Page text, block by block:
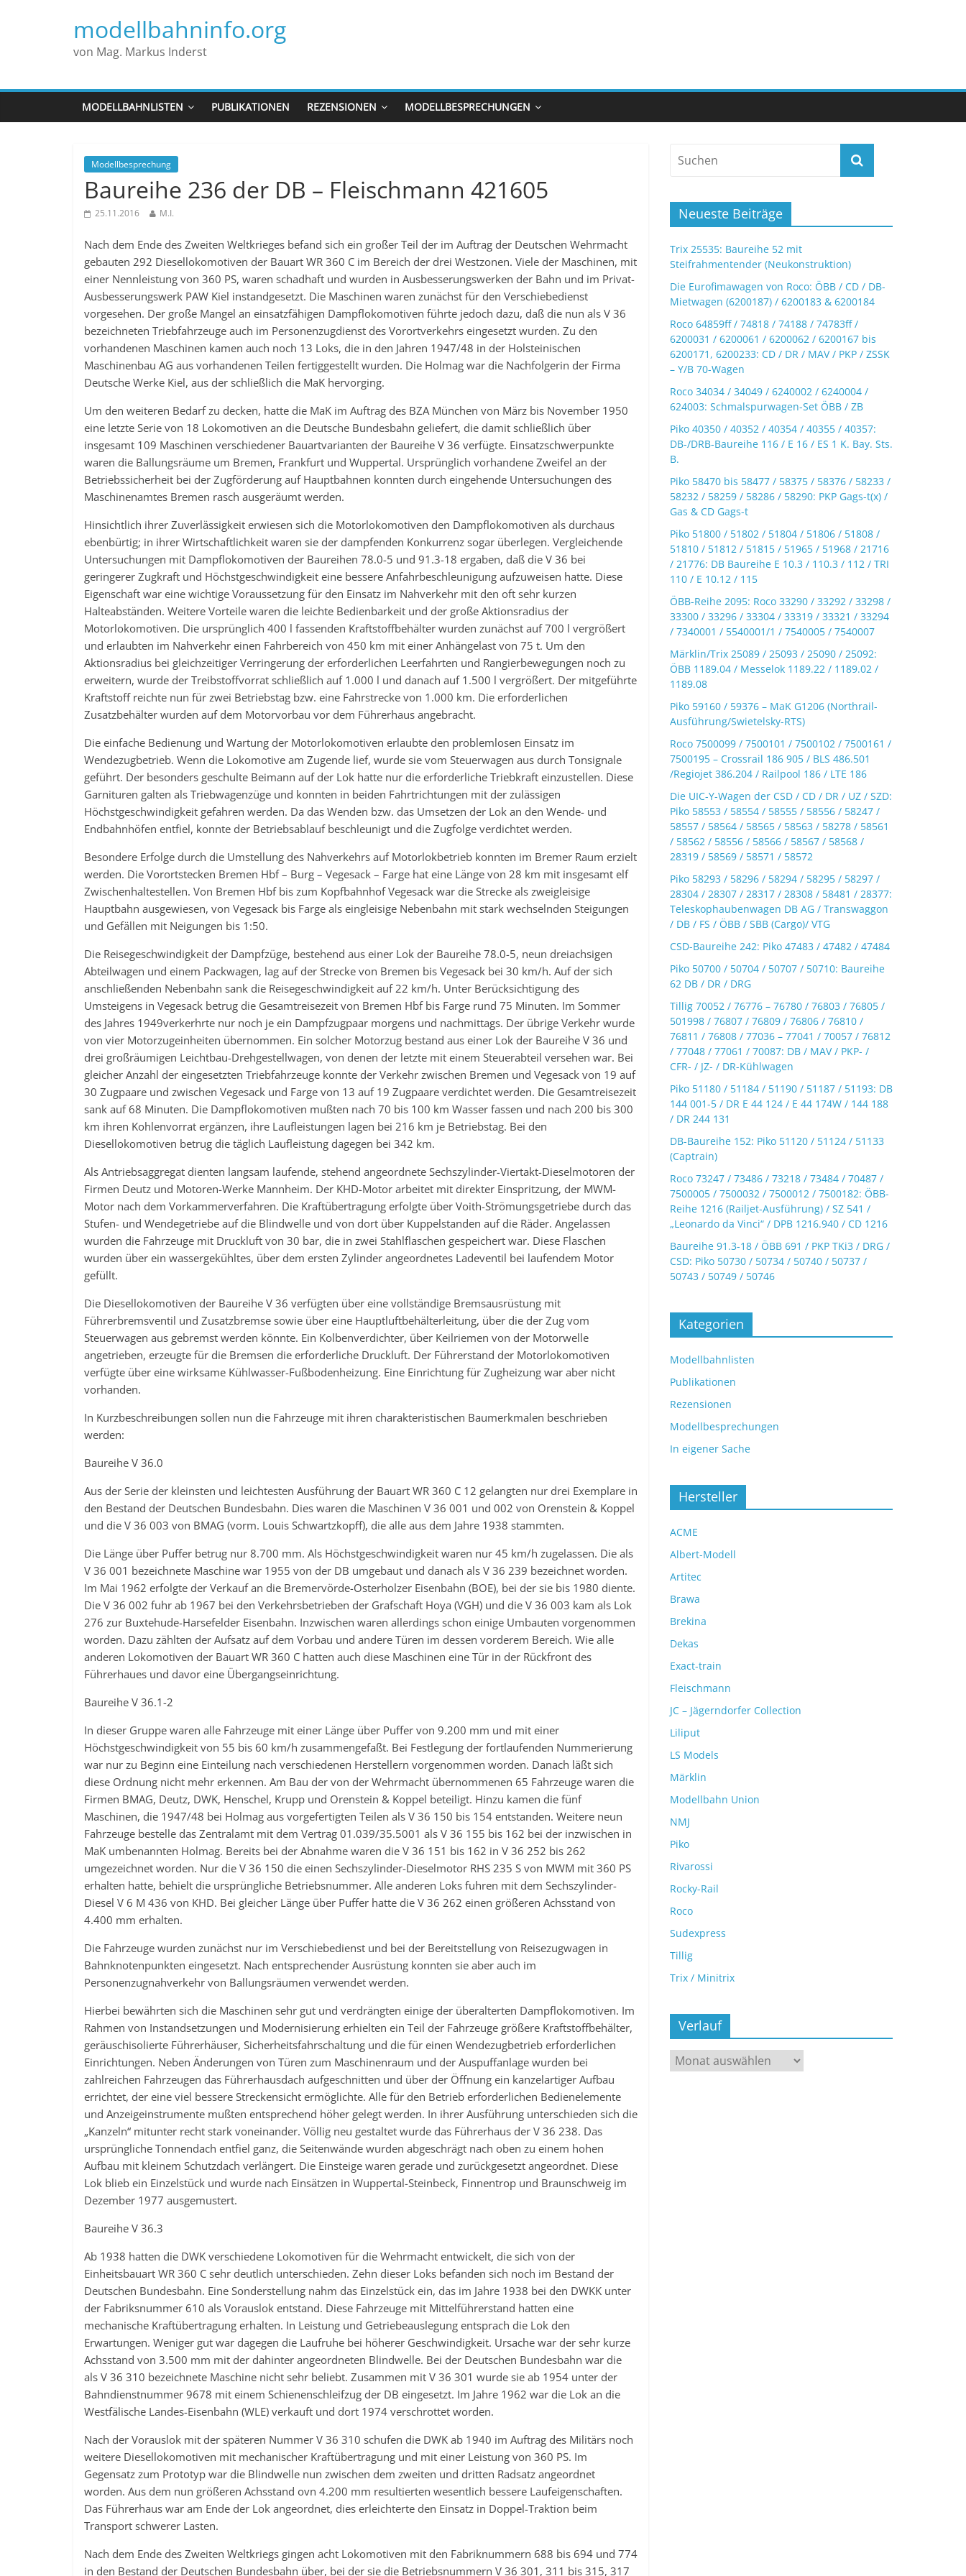
modellbahninfo.org
von Mag. Markus Inderst
MODELLBAHNLISTEN PUBLIKATIONEN REZENSIONEN MODELLBESPRECHUNGEN
Modellbesprechung
Baureihe 236 der DB – Fleischmann 421605
25.11.2016 M.I.
Nach dem Ende des Zweiten Weltkrieges befand sich ein großer Teil der im Auftrag der Deutschen Wehrmacht
gebauten 292 Diesellokomotiven der Bauart WR 360 C im Bereich der drei Westzonen. Viele der Maschinen, mit
einer Nennleistung von 360 PS, waren schadhaft und wurden in Ausbesserungswerken der Bahn und im Privat-
Ausbesserungswerk PAW Kiel instandgesetzt. Die Maschinen waren zunächst für den Verschiebedienst
vorgesehen. Der große Mangel an einsatzfähigen Dampflokomotiven führte jedoch dazu, daß die nun als V 36
bezeichneten Triebfahrzeuge auch im Personenzugdienst des Vorortverkehrs eingesetzt wurden. Zu den
vorhandenen Maschinen kamen auch noch 13 Loks, die in den Jahren 1947/48 in der Holsteinischen
Maschinenbau AG aus vorhandenen Teilen fertiggestellt wurden. Die Holmag war die Nachfolgerin der Firma
Deutsche Werke Kiel, aus der schließlich die MaK hervorging.
Um den weiteren Bedarf zu decken, hatte die MaK im Auftrag des BZA München von März bis November 1950
eine letzte Serie von 18 Lokomotiven an die Deutsche Bundesbahn geliefert, die damit schließlich über
insgesamt 109 Maschinen verschiedener Bauartvarianten der Baureihe V 36 verfügte. Einsatzschwerpunkte
waren die Ballungsräume um Bremen, Frankfurt und Wuppertal. Ursprünglich vorhandene Zweifel an der
Betriebssicherheit bei der Zugförderung auf Hauptbahnen konnten durch eingehende Untersuchungen des
Maschinenamtes Bremen rasch ausgeräumt werden.
Hinsichtlich ihrer Zuverlässigkeit erwiesen sich die Motorlokomotiven den Dampflokomotiven als durchaus
ebenbürtig; in ihrer Wirtschaftlichkeit waren sie der dampfenden Konkurrenz sogar überlegen. Vergleichende
Untersuchungen mit Dampflokomotiven der Baureihen 78.0-5 und 91.3-18 ergaben, daß die V 36 bei
geringerer Zugkraft und Höchstgeschwindigkeit eine bessere Anfahrbeschleunigung aufzuweisen hatte. Diese
Eigenschaft war eine wichtige Voraussetzung für den Einsatz im Nahverkehr mit den oft sehr kurzen
Halteabständen. Weitere Vorteile waren die leichte Bedienbarkeit und der große Aktionsradius der
Motorlokomotiven. Die ursprünglich 400 l fassenden Kraftstoffbehälter wurden zunächst auf 700 l vergrößert
und erlaubten im Nahverkehr einen Fahrbereich von 450 km mit einer Anhängelast von 75 t. Um den
Aktionsradius bei gleichzeitiger Verringerung der erforderlichen Leerfahrten und Rangierbewegungen noch zu
erweitern, wurde der Treibstoffvorrat schließlich auf 1.000 l und danach auf 1.500 l vergrößert. Der mitgeführte
Kraftstoff reichte nun für zwei Betriebstag bzw. eine Fahrstrecke von 1.000 km. Die erforderlichen
Zusatzbehälter wurden auf dem Motorvorbau vor dem Führerhaus angebracht.
Die einfache Bedienung und Wartung der Motorlokomotiven erlaubte den problemlosen Einsatz im
Wendezugbetrieb. Wenn die Lokomotive am Zugende lief, wurde sie vom Steuerwagen aus durch Tonsignale
geführt. Der besonders geschulte Beimann auf der Lok hatte nur die erforderliche Triebkraft einzustellen. Diese
Garnituren galten als Triebwagenzüge und konnten in beiden Fahrtrichtungen mit der zulässigen
Höchstgeschwindigkeit gefahren werden. Da das Wenden bzw. das Umsetzen der Lok an den Wende- und
Endbahnhöfen entfiel, konnte der Betriebsablauf beschleunigt und die Zugfolge verdichtet werden.
Besondere Erfolge durch die Umstellung des Nahverkehrs auf Motorlokbetrieb konnten im Bremer Raum erzielt
werden. Die Vorortstecken Bremen Hbf – Burg – Vegesack – Farge hat eine Länge von 28 km mit insgesamt elf
Zwischenhaltestellen. Von Bremen Hbf bis zum Kopfbahnhof Vegesack war die Strecke als zweigleisige
Hauptbahn ausgewiesen, von Vegesack bis Farge als eingleisige Nebenbahn mit stark wechselnden Steigungen
und Gefällen mit Neigungen bis 1:50.
Die Reisegeschwindigkeit der Dampfzüge, bestehend aus einer Lok der Baureihe 78.0-5, neun dreiachsigen
Abteilwagen und einem Packwagen, lag auf der Strecke von Bremen bis Vegesack bei 30 km/h. Auf der sich
anschließenden Nebenbahn sank die Reisegeschwindigkeit auf 22 km/h. Unter Berücksichtigung des
Umsteigens in Vegesack betrug die Gesamtreisezeit von Bremen Hbf bis Farge rund 75 Minuten. Im Sommer
des Jahres 1949verkerhrte nur noch je ein Dampfzugpaar morgens und nachmittags. Der übrige Verkehr wurde
von vier Motorzugeinheiten übernommen. Ein solcher Motorzug bestand aus einer Lok der Baureihe V 36 und
drei großräumigen Leichtbau-Drehgestellwagen, von denen der letzte mit einem Steuerabteil versehen war. Bei
gleicher Anzahl der eingesetzten Triebfahrzeuge konnte der Verkehr zwischen Bremen und Vegesack von 19 auf
30 Zugpaare und zwischen Vegesack und Farge von 13 auf 19 Zugpaare verdichtet werden. Die Gesamtreisezeit
sank auf 68 Minuten. Die Dampflokomotiven mußten nach 70 bis 100 km Wasser fassen und nach 200 bis 300
km ihren Kohlenvorrat ergänzen, ihre Laufleistungen lagen bei 216 km je Betriebstag. Bei den
Diesellokomotiven betrug die täglich Laufleistung dagegen bei 342 km.
Als Antriebsaggregat dienten langsam laufende, stehend angeordnete Sechszylinder-Viertakt-Dieselmotoren der
Firmen Deutz und Motoren-Werke Mannheim. Der KHD-Motor arbeitet mit direkter Einspritzung, der MWM-
Motor nach dem Vorkammerverfahren. Die Kraftübertragung erfolgte über Voith-Strömungsgetriebe durch das
Stufen- und Wendegetriebe auf die Blindwelle und von dort über Kuppelstanden auf die Räder. Angelassen
wurden die Fahrzeuge mit Druckluft von 30 bar, die in zwei Stahlflaschen gespeichert war. Diese Flaschen
wurden über ein wassergekühltes, über dem ersten Zylinder angeordnetes Ladeventil bei laufendem Motor
gefüllt.
Die Diesellokomotiven der Baureihe V 36 verfügten über eine vollständige Bremsausrüstung mit
Führerbremsventil und Zusatzbremse sowie über eine Hauptluftbehälterleitung, über die der Zug vom
Steuerwagen aus gebremst werden könnte. Ein Kolbenverdichter, über Keilriemen von der Motorwelle
angetrieben, erzeugte für die Bremsen die erforderliche Druckluft. Der Führerstand der Motorlokomotiven
verfügte über eine wirksame Kühlwasser-Fußbodenheizung. Eine Einrichtung für Zugheizung war aber nicht
vorhanden.
In Kurzbeschreibungen sollen nun die Fahrzeuge mit ihren charakteristischen Baumerkmalen beschrieben
werden:
Baureihe V 36.0
Aus der Serie der kleinsten und leichtesten Ausführung der Bauart WR 360 C 12 gelangten nur drei Exemplare in
den Bestand der Deutschen Bundesbahn. Dies waren die Maschinen V 36 001 und 002 von Orenstein & Koppel
und die V 36 003 von BMAG (vorm. Louis Schwartzkopff), die alle aus dem Jahre 1938 stammten.
Die Länge über Puffer betrug nur 8.700 mm. Als Höchstgeschwindigkeit waren nur 45 km/h zugelassen. Die als
V 36 001 bezeichnete Maschine war 1955 von der DB umgebaut und danach als V 36 239 bezeichnet worden.
Im Mai 1962 erfolgte der Verkauf an die Bremervörde-Osterholzer Eisenbahn (BOE), bei der sie bis 1980 diente.
Die V 36 002 fuhr ab 1967 bei den Verkehrsbetrieben der Grafschaft Hoya (VGH) und die V 36 003 kam als Lok
276 zur Buxtehude-Harsefelder Eisenbahn. Inzwischen waren allerdings schon einige Umbauten vorgenommen
worden. Dazu zählten der Aufsatz auf dem Vorbau und andere Türen im dessen vorderem Bereich. Wie alle
anderen Lokomotiven der Bauart WR 360 C hatten auch diese Maschinen eine Tür in der Rückfront des
Führerhaues und davor eine Übergangseinrichtung.
Baureihe V 36.1-2
In dieser Gruppe waren alle Fahrzeuge mit einer Länge über Puffer von 9.200 mm und mit einer
Höchstgeschwindigkeit von 55 bis 60 km/h zusammengefaßt. Bei Festlegung der fortlaufenden Nummerierung
war nur zu Beginn eine Einteilung nach verschiedenen Herstellern vorgenommen worden. Danach läßt sich
diese Ordnung nicht mehr erkennen. Am Bau der von der Wehrmacht übernommenen 65 Fahrzeuge waren die
Firmen BMAG, Deutz, DWK, Henschel, Krupp und Orenstein & Koppel beteiligt. Hinzu kamen die fünf
Maschinen, die 1947/48 bei Holmag aus vorgefertigten Teilen als V 36 150 bis 154 entstanden. Weitere neun
Fahrzeuge bestelle das Zentralamt mit dem Vertrag 01.039/35.5001 als V 36 155 bis 162 bei der inzwischen in
MaK umbenannten Holmag. Bereits bei der Abnahme waren die V 36 151 bis 162 in V 36 252 bis 262
umgezeichnet worden. Nur die V 36 150 die einen Sechszylinder-Dieselmotor RHS 235 S von MWM mit 360 PS
erhalten hatte, behielt die ursprüngliche Betriebsnummer. Alle anderen Loks fuhren mit dem Sechszylinder-
Diesel V 6 M 436 von KHD. Bei gleicher Länge über Puffer hatte die V 36 262 einen größeren Achsstand von
4.400 mm erhalten.
Die Fahrzeuge wurden zunächst nur im Verschiebedienst und bei der Bereitstellung von Reisezugwagen in
Bahnknotenpunkten eingesetzt. Nach entsprechender Ausrüstung konnten sie aber auch im
Personenzugnahverkehr von Ballungsräumen verwendet werden.
Hierbei bewährten sich die Maschinen sehr gut und verdrängten einige der überalterten Dampflokomotiven. Im
Rahmen von Instandsetzungen und Modernisierung erhielten ein Teil der Fahrzeuge größere Kraftstoffbehälter,
geräuschisolierte Führerhäuser, Sicherheitsfahrschaltung und die für einen Wendezugbetrieb erforderlichen
Einrichtungen. Neben Änderungen von Türen zum Maschinenraum und der Auspuffanlage wurden bei
zahlreichen Fahrzeugen das Führerhausdach aufgeschnitten und über der Öffnung ein kanzelartiger Aufbau
errichtet, der eine viel bessere Streckensicht ermöglichte. Alle für den Betrieb erforderlichen Bedienelemente
und Anzeigeinstrumente mußten entsprechend höher gelegt werden. In ihrer Ausführung unterschieden sich die
„Kanzeln“ mitunter recht stark voneinander. Völlig neu gestaltet wurde das Führerhaus der V 36 238. Das
ursprüngliche Tonnendach entfiel ganz, die Seitenwände wurden abgeschrägt nach oben zu einem hohen
Aufbau mit kleinem Schutzdach verlängert. Die Einsteige waren gerade und zurückgesetzt angeordnet. Diese
Lok blieb ein Einzelstück und wurde nach Einsätzen in Wuppertal-Steinbeck, Finnentrop und Braunschweig im
Dezember 1977 ausgemustert.
Baureihe V 36.3
Ab 1938 hatten die DWK verschiedene Lokomotiven für die Wehrmacht entwickelt, die sich von der
Einheitsbauart WR 360 C sehr deutlich unterschieden. Zehn dieser Loks befanden sich noch im Bestand der
Deutschen Bundesbahn. Eine Sonderstellung nahm das Einzelstück ein, das im Jahre 1938 bei den DWKK unter
der Fabriksnummer 610 als Vorauslok entstand. Diese Fahrzeuge mit Mittelführerstand hatten eine
mechanische Kraftübertragung erhalten. In Leistung und Getriebeauslegung entsprach die Lok den
Erwartungen. Weniger gut war dagegen die Laufruhe bei höherer Geschwindigkeit. Ursache war der sehr kurze
Achsstand von 3.500 mm mit der dahinter angeordneten Blindwelle. Bei der Deutschen Bundesbahn war die
als V 36 310 bezeichnete Maschine nicht sehr beliebt. Zusammen mit V 36 301 wurde sie ab 1954 unter der
Bahndienstnummer 9678 mit einem Schienenschleifzug der DB eingesetzt. Im Jahre 1962 war die Lok an die
Westfälische Landes-Eisenbahn (WLE) verkauft und dort 1974 verschrottet worden.
Nach der Vorauslok mit der späteren Nummer V 36 310 schufen die DWK ab 1940 im Auftrag des Militärs noch
weitere Diesellokomotiven mit mechanischer Kraftübertragung und mit einer Leistung von 360 PS. Im
Gegensatz zum Prototyp war die Blindwelle nun zwischen dem zweiten und dritten Radsatz angeordnet
worden. Aus dem nun größeren Achsstand ovn 4.200 mm resultierten wesentlich bessere Laufeigenschaften.
Das Führerhaus war am Ende der Lok angeordnet, dies erleichterte den Einsatz in Doppel-Traktion beim
Transport schwerer Lasten.
Nach dem Ende des Zweiten Weltkriegs gingen acht Lokomotiven mit den Fabriknummern 688 bis 694 und 774
in den Bestand der Deutschen Bundesbahn über, bei der sie die Betriebsnummern V 36 301, 311 bis 315, 317
Neueste Beiträge
Trix 25535: Baureihe 52 mit
Steifrahmentender (Neukonstruktion)
Die Eurofimawagen von Roco: ÖBB / CD / DB-
Mietwagen (6200187) / 6200183 & 6200184
Roco 64859ff / 74818 / 74188 / 74783ff /
6200031 / 6200061 / 6200062 / 6200167 bis
6200171, 6200233: CD / DR / MAV / PKP / ZSSK
– Y/B 70-Wagen
Roco 34034 / 34049 / 6240002 / 6240004 /
624003: Schmalspurwagen-Set ÖBB / ZB
Piko 40350 / 40352 / 40354 / 40355 / 40357:
DB-/DRB-Baureihe 116 / E 16 / ES 1 K. Bay. Sts.
B.
Piko 58470 bis 58477 / 58375 / 58376 / 58233 /
58232 / 58259 / 58286 / 58290: PKP Gags-t(x) /
Gas & CD Gags-t
Piko 51800 / 51802 / 51804 / 51806 / 51808 /
51810 / 51812 / 51815 / 51965 / 51968 / 21716
/ 21776: DB Baureihe E 10.3 / 110.3 / 112 / TRI
110 / E 10.12 / 115
ÖBB-Reihe 2095: Roco 33290 / 33292 / 33298 /
33300 / 33296 / 33304 / 33319 / 33321 / 33294
/ 7340001 / 5540001/1 / 7540005 / 7540007
Märklin/Trix 25089 / 25093 / 25090 / 25092:
ÖBB 1189.04 / Messelok 1189.22 / 1189.02 /
1189.08
Piko 59160 / 59376 – MaK G1206 (Northrail-
Ausführung/Swietelsky-RTS)
Roco 7500099 / 7500101 / 7500102 / 7500161 /
7500195 – Crossrail 186 905 / BLS 486.501
/Regiojet 386.204 / Railpool 186 / LTE 186
Die UIC-Y-Wagen der CSD / CD / DR / UZ / SZD:
Piko 58553 / 58554 / 58555 / 58556 / 58247 /
58557 / 58564 / 58565 / 58563 / 58278 / 58561
/ 58562 / 58556 / 58566 / 58567 / 58568 /
28319 / 58569 / 58571 / 58572
Piko 58293 / 58296 / 58294 / 58295 / 58297 /
28304 / 28307 / 28317 / 28308 / 58481 / 28377:
Teleskophaubenwagen DB AG / Transwaggon
/ DB / FS / ÖBB / SBB (Cargo)/ VTG
CSD-Baureihe 242: Piko 47483 / 47482 / 47484
Piko 50700 / 50704 / 50707 / 50710: Baureihe
62 DB / DR / DRG
Tillig 70052 / 76776 – 76780 / 76803 / 76805 /
501998 / 76807 / 76809 / 76806 / 76810 /
76811 / 76808 / 77036 – 77041 / 70057 / 76812
/ 77048 / 77061 / 70087: DB / MAV / PKP- /
CFR- / JZ- / DR-Kühlwagen
Piko 51180 / 51184 / 51190 / 51187 / 51193: DB
144 001-5 / DR E 44 124 / E 44 174W / 144 188
/ DR 244 131
DB-Baureihe 152: Piko 51120 / 51124 / 51133
(Captrain)
Roco 73247 / 73486 / 73218 / 73484 / 70487 /
7500005 / 7500032 / 7500012 / 7500182: ÖBB-
Reihe 1216 (Railjet-Ausführung) / SZ 541 /
„Leonardo da Vinci“ / DPB 1216.940 / CD 1216
Baureihe 91.3-18 / ÖBB 691 / PKP TKi3 / DRG /
CSD: Piko 50730 / 50734 / 50740 / 50737 /
50743 / 50749 / 50746
Kategorien
Modellbahnlisten
Publikationen
Rezensionen
Modellbesprechungen
In eigener Sache
Hersteller
ACME
Albert-Modell
Artitec
Brawa
Brekina
Dekas
Exact-train
Fleischmann
JC – Jägerndorfer Collection
Liliput
LS Models
Märklin
Modellbahn Union
NMJ
Piko
Rivarossi
Rocky-Rail
Roco
Sudexpress
Tillig
Trix / Minitrix
Verlauf